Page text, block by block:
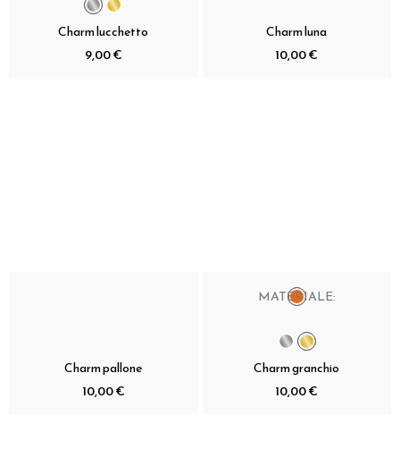
Charm lucchetto
9,00 €
Charm luna
10,00 €
Charm pallone
10,00 €
MATERIALE:
Charm granchio
10,00 €